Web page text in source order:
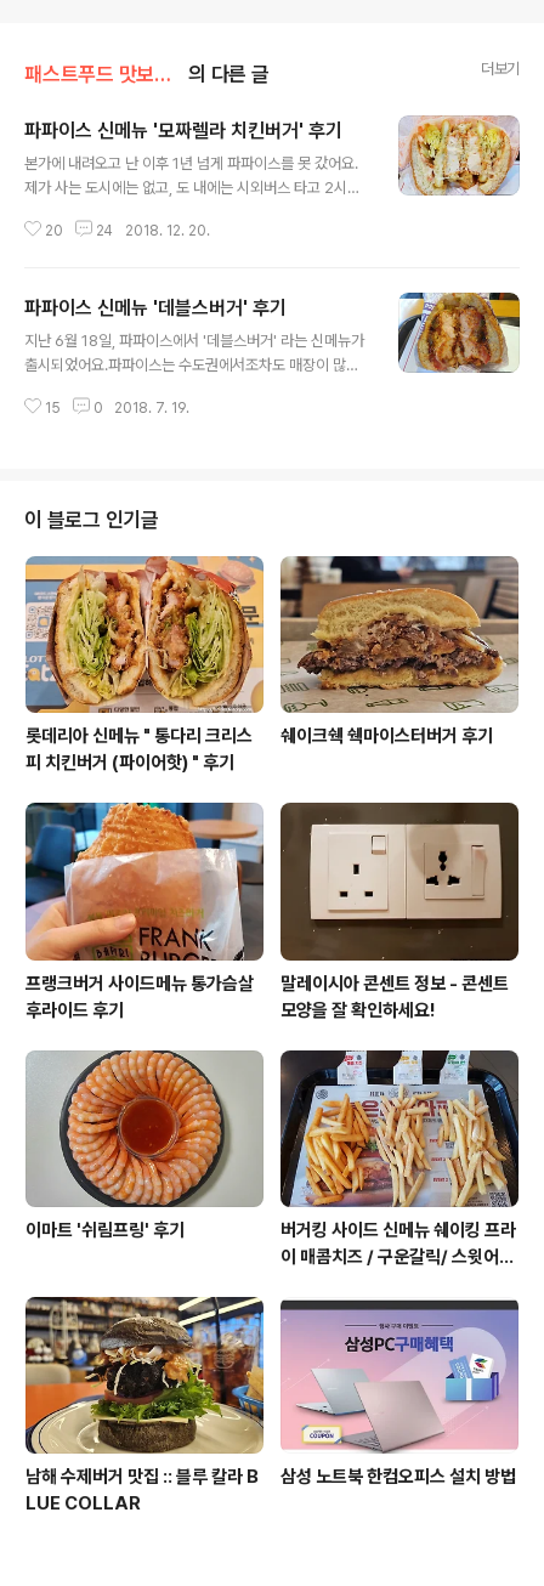
패스트푸드 맛보기/파파이스 의 다른 글 더보기
파파이스 신메뉴 '모짜렐라 치킨버거' 후기
본가에 내려오고 난 이후 1년 넘게 파파이스를 못 갔어요.
제가 사는 도시에는 없고, 도 내에는 시외버스 타고 2시간
가려면 서울을 가야하는데, 서울 가면 워낙 먹을 게 많다보
는데, 그 중에 운좋게 모짜렐라 치킨버거를 먹었어요.먹고
온 지 며칠 안 되었는데, 12월 17일 '골든해쉬 미트버거' 와
'골든해쉬 치킨버거' 가 출시되면서 단종되었습니다. 모짜
0원, 세트 7,800원입니다.파파이스에서 판매되는 버거 종
20 24 2018. 12. 20.
파파이스 신메뉴 '데블스버거' 후기
지난 6월 18일, 파파이스에서 '데블스버거' 라는 신메뉴가
출시되었어요.파파이스는 수도권에서조차도 매장이 많지
어서 출시 소식을 들었어도 맛보지 못했어요.서울에 가면
다.칼로리는 단품 기준 387kcal 입니다.세트 칼로리는 공
지되어 있지 않지만, 케이준 후라이 (R) 와 콜라 (R) 을 더
해서 계산해보면 821kcal 입니다. 파파이스는 정식 메뉴
만 전용 포장지를 사용해요.새로 출시하는 기간 한정제품
은 'NEW LIMITED TIME ONLY BRGER' 라고 쓰여진
보라색 포장..
15 0 2018. 7. 19.
이 블로그 인기글
롯데리아 신메뉴 " 통다리 크리스
피 치킨버거 (파이어핫) " 후기
쉐이크쉑 쉑마이스터버거 후기
프랭크버거 사이드메뉴 통가슴살
후라이드 후기
말레이시아 콘센트 정보 - 콘센트
모양을 잘 확인하세요!
이마트 '쉬림프링' 후기
버거킹 사이드 신메뉴 쉐이킹 프라
이 매콤치즈 / 구운갈릭/ 스윗어니
남해 수제버거 맛집 :: 블루 칼라 B
LUE COLLAR
삼성 노트북 한컴오피스 설치 방법